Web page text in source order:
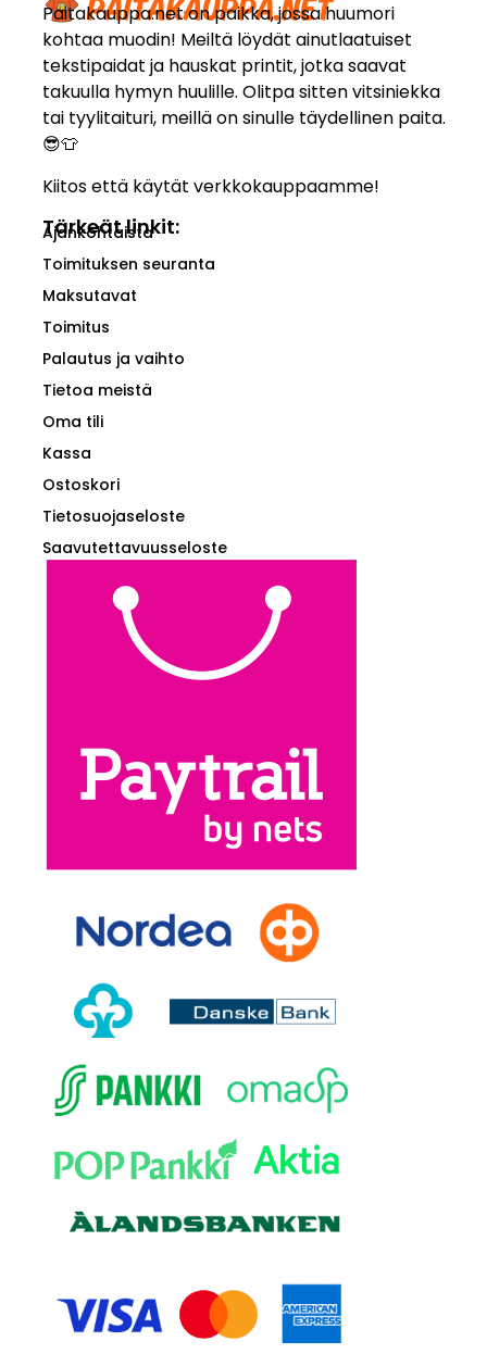
Paitakauppa.net on paikka, jossa huumori
kohtaa muodin! Meiltä löydät ainutlaatuiset
tekstipaidat ja hauskat printit, jotka saavat
takuulla hymyn huulille. Olitpa sitten vitsiniekka
tai tyylitaituri, meillä on sinulle täydellinen paita.
😎👕
Kiitos että käytät verkkokauppaamme!
Tärkeät linkit:
Ajankohtaista
Toimituksen seuranta
Maksutavat
Toimitus
Palautus ja vaihto
Tietoa meistä
Oma tili
Kassa
Ostoskori
Tietosuojaseloste
Saavutettavuusseloste